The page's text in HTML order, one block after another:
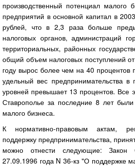
производственный потенциал малого
предприятий в основной капитал в
рублей, что в 2,3 раза больше
налоговых органов, администраций
территориальных, районных
общий объем налоговых поступлений
году вырос более чем на 40
удельный вес предпринимательства
уровней превышает 13 процентов. Все
Ставрополье за последние 8 лет
малого бизнеса.
К нормативно-правовым актам,
поддержку предпринимательства,
можно отнести следующие: Закон
27.09.1996 года N 36-кз "О поддержке